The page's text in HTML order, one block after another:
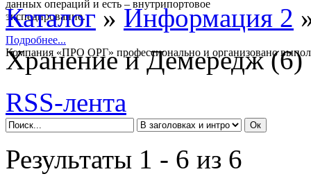
данных операций и есть – внутрипортовое
экспедирование.
Подробнее...
Компания «ПРО ОРГ» профессионально и организовано
полный комплекс услуг:
- Морские перевозки контейнеров
Экспедирование в порту.
- Автомобильные контейнерные перевозки
- Железнодорожные перевозки контейнеров
Подробнее...
Осуществим перевозку любых типов контейнеров по
Каталог»Информация 2
Хранение и Демередж (6)
RSS-лента
Результаты 1 - 6 из 6